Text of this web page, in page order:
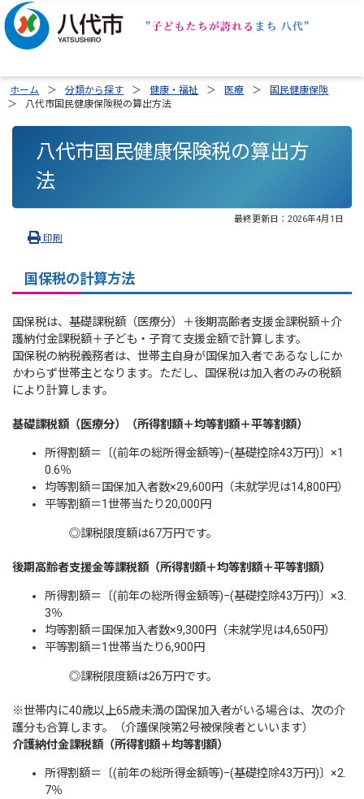
ホーム 分類から探す 健康・福祉 医療
国民健康保険
八代市国民健康保険税の算出方法
八代市国民健康保険税の算出方
法
最終更新日： 2026年4月1日
印刷
国保税の計算方法
国保税は、基礎課税額（医療分）＋後期高齢者支援金課税額＋介
護納付金課税額＋子ども・子育て支援金額で計算します。
国保税の納税義務者は、世帯主自身が国保加入者であるなしにか
かわらず世帯主となります。ただし、国保税は加入者のみの税額
により計算します。
基礎課税額（医療分） （所得割額＋均等割額＋平等割額）
所得割額＝〔(前年の総所得金額等)−(基礎控除43万円)〕×1
0.6％
均等割額＝国保加入者数×29,600円（未就学児は14,800円）
平等割額＝1世帯当たり20,000円
◎課税限度額は67万円です。
後期高齢者支援金等課税額 （所得割額＋均等割額＋平等割額）
所得割額＝〔(前年の総所得金額等)−(基礎控除43万円)〕×3.
3％
均等割額＝国保加入者数×9,300円（未就学児は4,650円）
平等割額＝1世帯当たり6,900円
◎課税限度額は26万円です。
※世帯内に40歳以上65歳未満の国保加入者がいる場合は、次の介
護分も合算します。（介護保険第2号被保険者といいます）
介護納付金課税額 （所得割額＋均等割額）
所得割額＝〔(前年の総所得金額等)−(基礎控除43万円)〕×2.
7％